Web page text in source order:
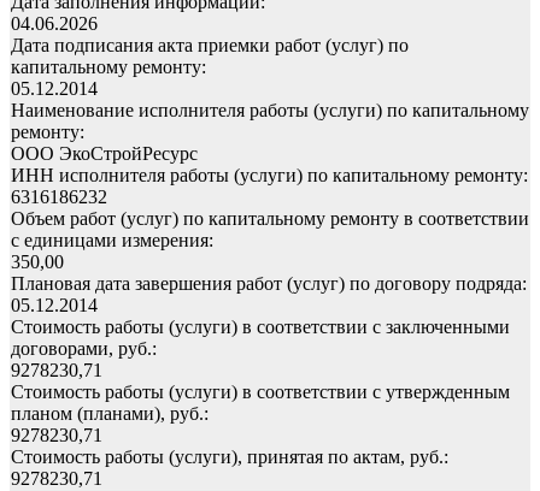
04.06.2026
Дата подписания акта приемки работ (услуг) по
капитальному ремонту:
05.12.2014
Наименование исполнителя работы (услуги) по капитальному
ремонту:
ООО ЭкоСтройРесурс
ИНН исполнителя работы (услуги) по капитальному ремонту:
6316186232
Объем работ (услуг) по капитальному ремонту в соответствии
с единицами измерения:
350,00
Плановая дата завершения работ (услуг) по договору подряда:
05.12.2014
Стоимость работы (услуги) в соответствии с заключенными
договорами, руб.:
9278230,71
Стоимость работы (услуги) в соответствии с утвержденным
планом (планами), руб.:
9278230,71
Стоимость работы (услуги), принятая по актам, руб.:
9278230,71